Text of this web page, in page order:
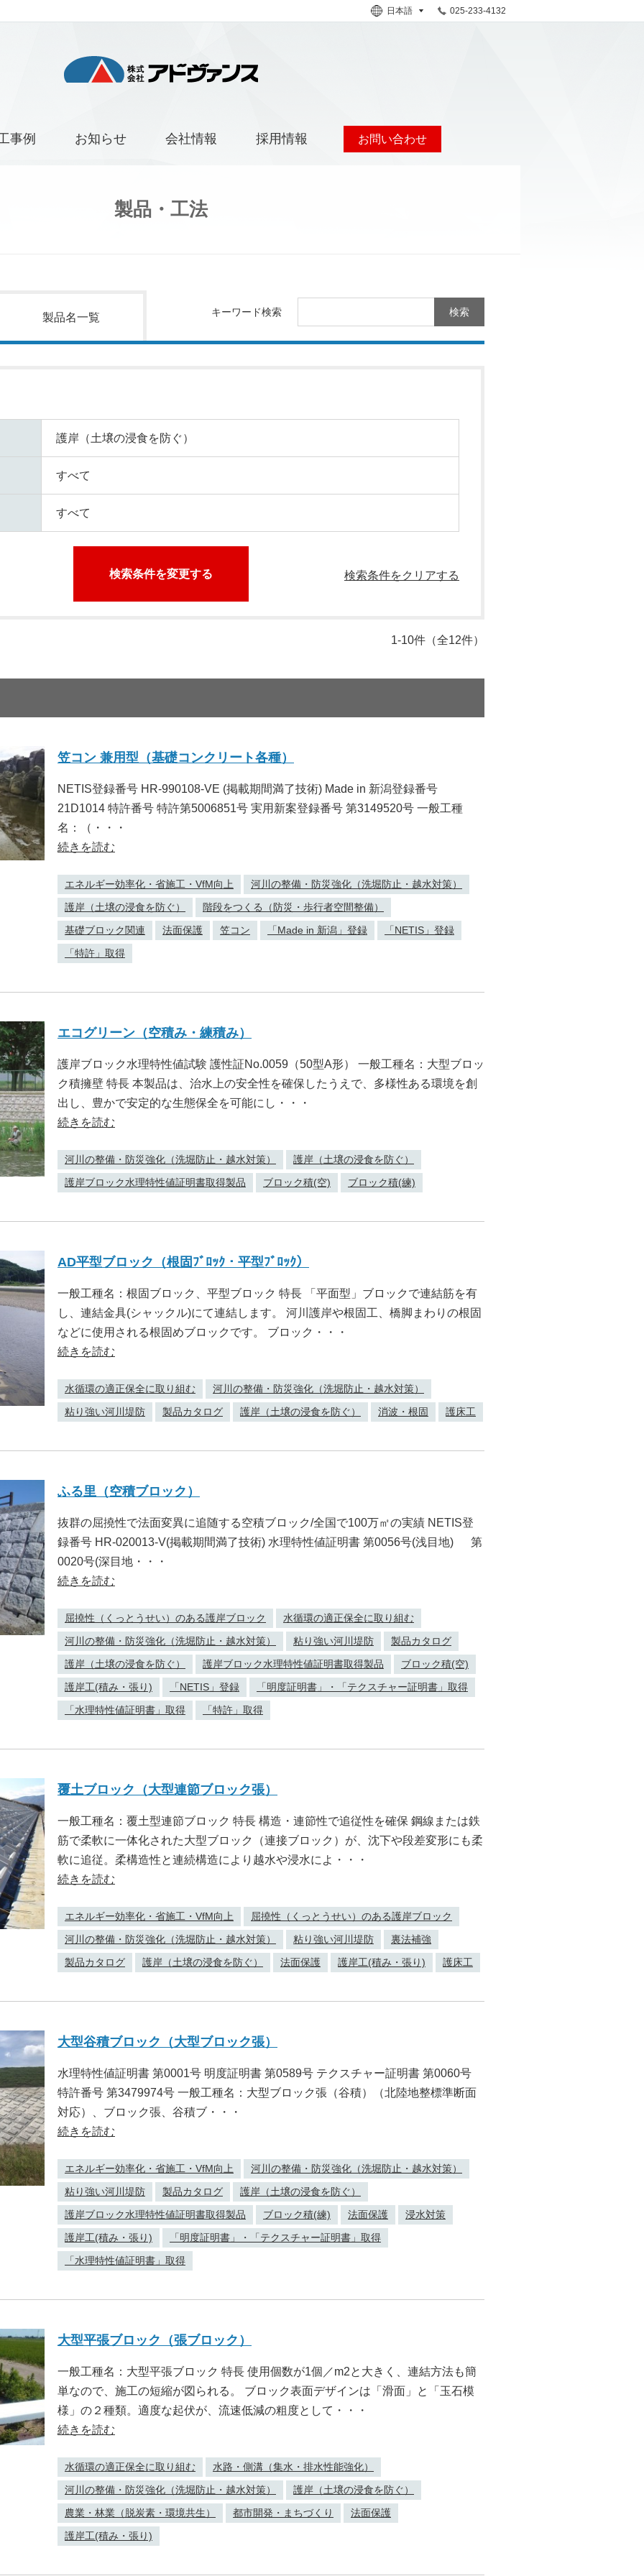
日本語 025-233-4132
事例 お知らせ 会社情報 採用情報 お問い合わせ
製品・工法
製品名一覧 キーワード検索
護岸（土壌の浸食を防ぐ）
すべて
すべて
検索条件を変更する 検索条件をクリアする
1-10件（全12件）
笠コン 兼用型（基礎コンクリート各種）
NETIS登録番号 HR-990108-VE (掲載期間満了技術) Made in 新潟登録番号
21D1014 特許番号 特許第5006851号 実用新案登録番号 第3149520号 一般工種
名：（・・・
続きを読む
エネルギー効率化・省施工・VfM向上
河川の整備・防災強化（洗堀防止・越水対策）
護岸（土壌の浸食を防ぐ）
階段をつくる（防災・歩行者空間整備）
基礎ブロック関連
法面保護 笠コン 「Made in 新潟」登録
「NETIS」登録
「特許」取得
エコグリーン（空積み・練積み）
護岸ブロック水理特性値試験 護性証No.0059（50型A形） 一般工種名：大型ブロッ
ク積擁壁 特長 本製品は、治水上の安全性を確保したうえで、多様性ある環境を創
出し、豊かで安定的な生態保全を可能にし・・・
続きを読む
河川の整備・防災強化（洗堀防止・越水対策）
護岸（土壌の浸食を防ぐ）
護岸ブロック水理特性値証明書取得製品
ブロック積(空) ブロック積(練)
AD平型ブロック（根固ﾌﾞﾛｯｸ・平型ﾌﾞﾛｯｸ）
一般工種名：根固ブロック、平型ブロック 特長 「平面型」ブロックで連結筋を有
し、連結金具(シャックル)にて連結します。 河川護岸や根固工、橋脚まわりの根固
などに使用される根固めブロックです。 ブロック・・・
続きを読む
水循環の適正保全に取り組む
河川の整備・防災強化（洗堀防止・越水対策）
粘り強い河川堤防
製品カタログ 護岸（土壌の浸食を防ぐ） 消波・根固 護床工
ふる里（空積ブロック）
抜群の屈撓性で法面変異に追随する空積ブロック/全国で100万㎡の実績 NETIS登
録番号 HR-020013-V(掲載期間満了技術) 水理特性値証明書 第0056号(浅目地) 第
0020号(深目地・・・
続きを読む
屈撓性（くっとうせい）のある護岸ブロック
水循環の適正保全に取り組む
河川の整備・防災強化（洗堀防止・越水対策）
粘り強い河川堤防
製品カタログ
護岸（土壌の浸食を防ぐ）
護岸ブロック水理特性値証明書取得製品
ブロック積(空)
護岸工(積み・張り)
「NETIS」登録
「明度証明書」・「テクスチャー証明書」取得
「水理特性値証明書」取得
「特許」取得
覆土ブロック（大型連節ブロック張）
一般工種名：覆土型連節ブロック 特長 構造・連節性で追従性を確保 鋼線または鉄
筋で柔軟に一体化された大型ブロック（連接ブロック）が、沈下や段差変形にも柔
軟に追従。柔構造性と連続構造により越水や浸水によ・・・
続きを読む
エネルギー効率化・省施工・VfM向上
屈撓性（くっとうせい）のある護岸ブロック
河川の整備・防災強化（洗堀防止・越水対策）
粘り強い河川堤防
裏法補強
製品カタログ
護岸（土壌の浸食を防ぐ） 法面保護 護岸工(積み・張り) 護床工
大型谷積ブロック（大型ブロック張）
水理特性値証明書 第0001号 明度証明書 第0589号 テクスチャー証明書 第0060号
特許番号 第3479974号 一般工種名：大型ブロック張（谷積）（北陸地整標準断面
対応）、ブロック張、谷積ブ・・・
続きを読む
エネルギー効率化・省施工・VfM向上
河川の整備・防災強化（洗堀防止・越水対策）
粘り強い河川堤防
製品カタログ
護岸（土壌の浸食を防ぐ）
護岸ブロック水理特性値証明書取得製品
ブロック積(練) 法面保護
浸水対策
護岸工(積み・張り)
「明度証明書」・「テクスチャー証明書」取得
「水理特性値証明書」取得
大型平張ブロック（張ブロック）
一般工種名：大型平張ブロック 特長 使用個数が1個／m2と大きく、連結方法も簡
単なので、施工の短縮が図られる。 ブロック表面デザインは「滑面」と「玉石模
様」の２種類。適度な起伏が、流速低減の粗度として・・・
続きを読む
水循環の適正保全に取り組む
水路・側溝（集水・排水性能強化）
河川の整備・防災強化（洗堀防止・越水対策）
護岸（土壌の浸食を防ぐ）
農業・林業（脱炭素・環境共生）
都市開発・まちづくり
法面保護
護岸工(積み・張り)